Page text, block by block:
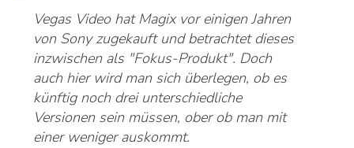
Vegas Video hat Magix vor einigen Jahren
von Sony zugekauft und betrachtet dieses
inzwischen als "Fokus-Produkt". Doch
auch hier wird man sich überlegen, ob es
künftig noch drei unterschiedliche
Versionen sein müssen, ober ob man mit
einer weniger auskommt.